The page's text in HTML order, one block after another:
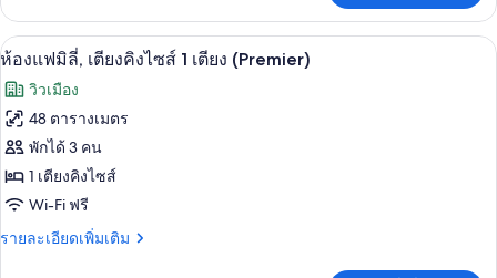
ไซส์
เตียง,
ห้อง
มุม
เกี่ยว
กับ
ห้อง
เตียง
คิง
ไซส์
เตียง,
ห้อง
มุม
เปิด
ภาพถ่าย
ทั้งหมด
ของ
ห้อง
แฟ
มิ
ห้องแฟมิลี่, เตียงคิงไซส์ 1 เตียง
1
ห้องแฟมิลี่, เตียงคิงไซส์ 1 เตียง (Premier)
วิวเมือง
48 ตารางเมตร
พักได้ 3 คน
1 เตียงคิงไซส์
Wi-Fi ฟรี
รายละเอียดเพิ่มเติม
ราย